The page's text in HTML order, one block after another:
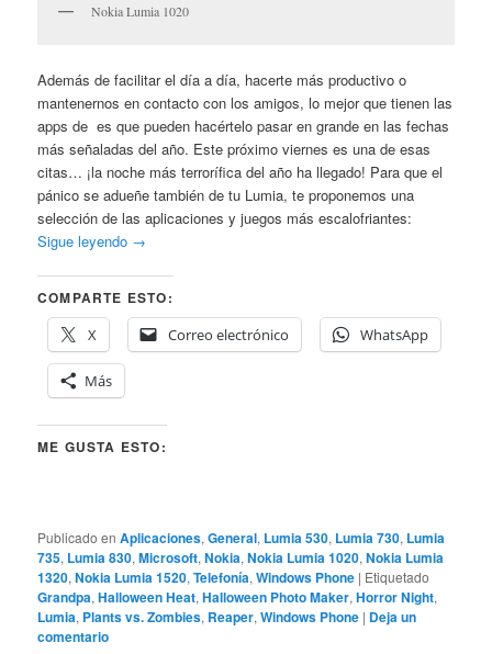
Nokia Lumia 1020
Además de facilitar el día a día, hacerte más productivo o
mantenernos en contacto con los amigos, lo mejor que tienen las
apps de es que pueden hacértelo pasar en grande en las fechas
más señaladas del año. Este próximo viernes es una de esas
citas… ¡la noche más terrorífica del año ha llegado! Para que el
pánico se adueñe también de tu Lumia, te proponemos una
selección de las aplicaciones y juegos más escalofriantes:
Sigue leyendo →
COMPARTE ESTO:
X
Correo electrónico WhatsApp
Más
ME GUSTA ESTO:
Publicado en Aplicaciones,General, Lumia 530, Lumia 730, Lumia
735, Lumia 830,Microsoft,Nokia,Nokia Lumia 1020,Nokia Lumia
1320,Nokia Lumia 1520,Telefonía,Windows Phone | Etiquetado
Grandpa,Halloween Heat,Halloween Photo Maker,Horror Night,
Lumia, Plants vs. Zombies, Reaper,Windows Phone | Deja un
comentario